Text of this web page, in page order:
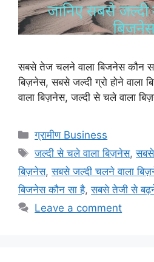
सबसे तेज चलने वाला बिजनेस कौन
बिज़नेस, सबसे जल्दी ग्रो होने
वाला बिज़नेस, जल्दी से चले वाला
Categories
ग्रामीण Business
Tags
जल्दी से चले वाला बिज़नेस,सबसे
बिज़नेस,सबसे जल्दी चलने वाला
बिजनेस कौन सा है,सबसे तेजी से
Leave a comment